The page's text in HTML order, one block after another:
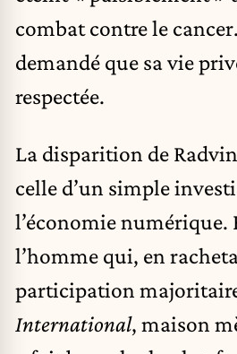
combat contre le
demandé que sa vie
respectée.
La disparition de
celle d’un simple
l’économie numérique.
l’homme qui, en
participation
International, maison